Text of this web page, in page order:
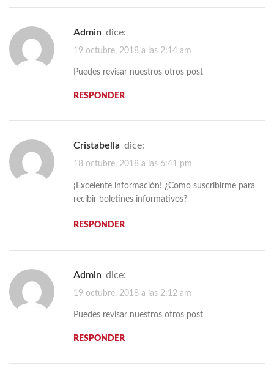
admin dice:
19 octubre, 2018 a las 2:14 am
Puedes revisar nuestros otros post
RESPONDER
Cristabella dice:
18 octubre, 2018 a las 6:41 pm
¡Excelente información! ¿Como suscribirme para
recibir boletines informativos?
RESPONDER
admin dice:
19 octubre, 2018 a las 2:12 am
Puedes revisar nuestros otros post
RESPONDER